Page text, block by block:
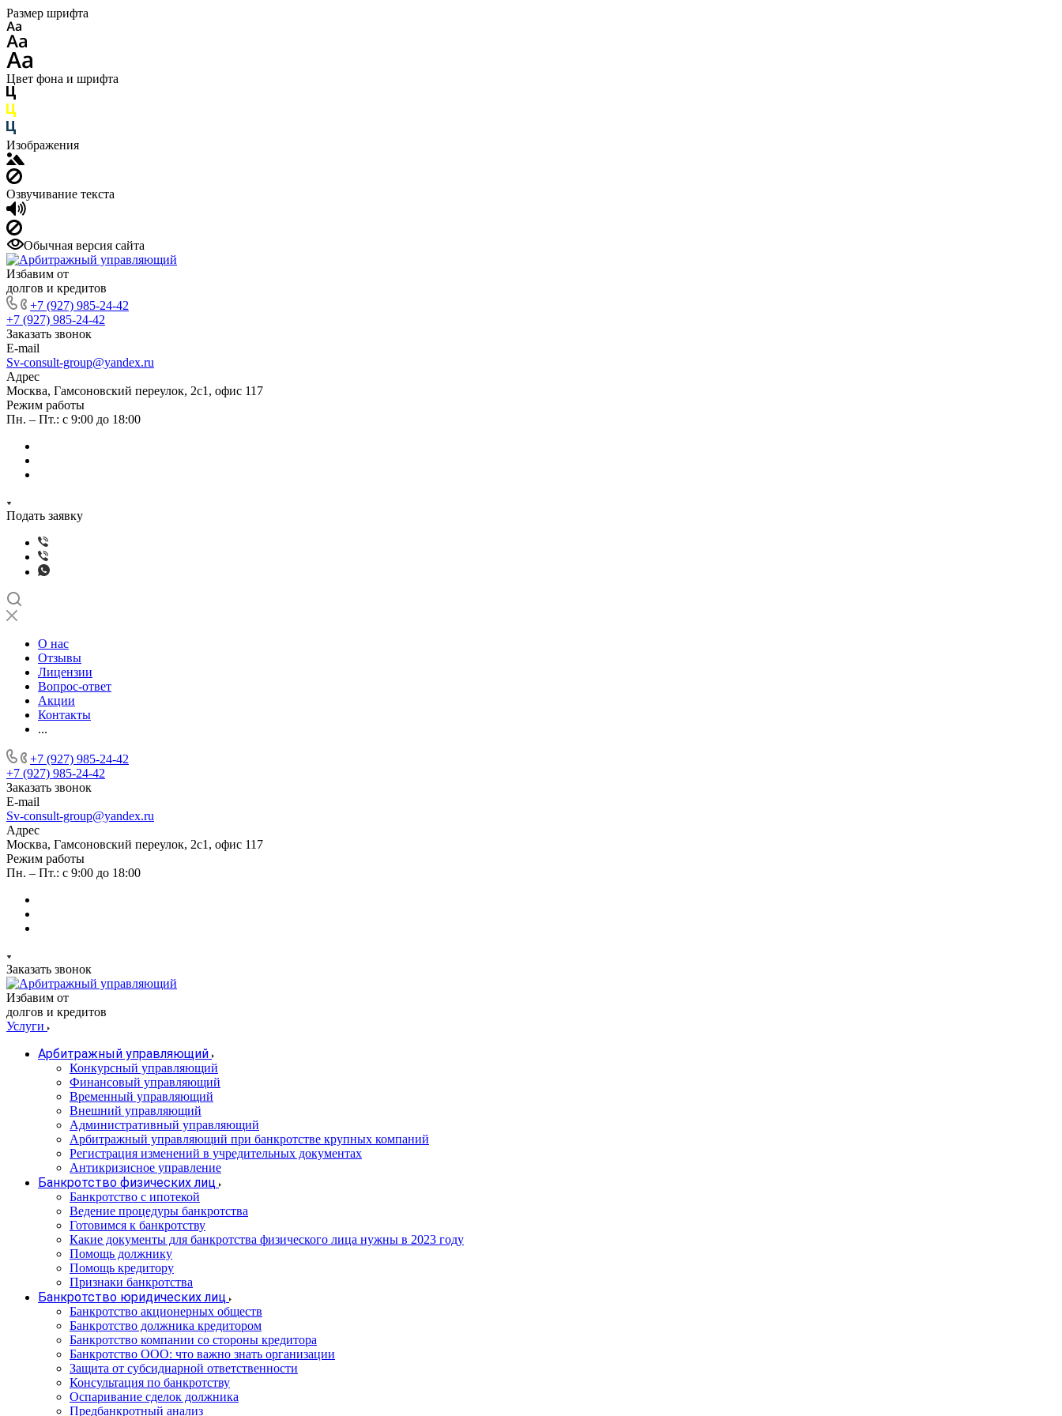
Размер шрифта
Цвет фона и шрифта
Изображения
Озвучивание текста
Обычная версия сайта
Избавим от
долгов и кредитов
+7 (927) 985-24-42
+7 (927) 985-24-42
Заказать звонок
E-mail
Sv-consult-group@yandex.ru
Адрес
Москва, Гамсоновский переулок, 2с1, офис 117
Режим работы
Пн. – Пт.: с 9:00 до 18:00
Подать заявку
О нас
Отзывы
Лицензии
Вопрос-ответ
Акции
Контакты
...
+7 (927) 985-24-42
+7 (927) 985-24-42
Заказать звонок
E-mail
Sv-consult-group@yandex.ru
Адрес
Москва, Гамсоновский переулок, 2с1, офис 117
Режим работы
Пн. – Пт.: с 9:00 до 18:00
Заказать звонок
Избавим от
долгов и кредитов
Услуги
Арбитражный управляющий
Конкурсный управляющий
Финансовый управляющий
Временный управляющий
Внешний управляющий
Административный управляющий
Арбитражный управляющий при банкротстве крупных компаний
Регистрация изменений в учредительных документах
Антикризисное управление
Банкротство физических лиц
Банкротство с ипотекой
Ведение процедуры банкротства
Готовимся к банкротству
Какие документы для банкротства физического лица нужны в 2023 году
Помощь должнику
Помощь кредитору
Признаки банкротства
Банкротство юридических лиц
Банкротство акционерных обществ
Банкротство должника кредитором
Банкротство компании со стороны кредитора
Банкротство ООО: что важно знать организации
Защита от субсидиарной ответственности
Консультация по банкротству
Оспаривание сделок должника
Предбанкротный анализ